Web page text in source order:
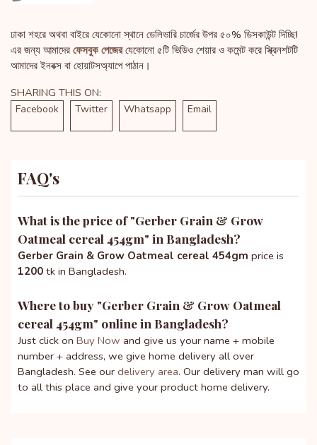
ঢাকা শহরে অথবা বাইরে যেকোনো স্থানে ডেলিভারি চার্জের উপর ৫০% ডিসকাউন্ট দিচ্ছি!
এর জন্য আমাদের ফেসবুক পেজেরযেকোনো ৫টি ভিডিও শেয়ার ও কমেন্ট করে স্ক্রিনশটটি
আমাদের ইনবক্স বা হোয়াটসঅ্যাপে পাঠান।
SHARING THIS ON:
Facebook Twitter Whatsapp Email
FAQ's
What is the price of "Gerber Grain & Grow
Oatmeal cereal 454gm" in Bangladesh?
Gerber Grain & Grow Oatmeal cereal 454gm price is
1200 tk in Bangladesh.
Where to buy "Gerber Grain & Grow Oatmeal
cereal 454gm" online in Bangladesh?
Just click on Buy Now and give us your name + mobile
number + address, we give home delivery all over
Bangladesh. See our delivery area. Our delivery man will go
to all this place and give your product home delivery.